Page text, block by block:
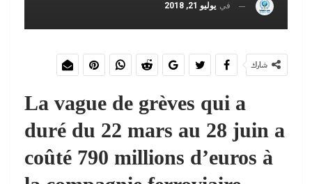
في يوليو 21, 2018
شارك
La vague de grèves qui a
duré du 22 mars au 28 juin a
coûté 790 millions d’euros à